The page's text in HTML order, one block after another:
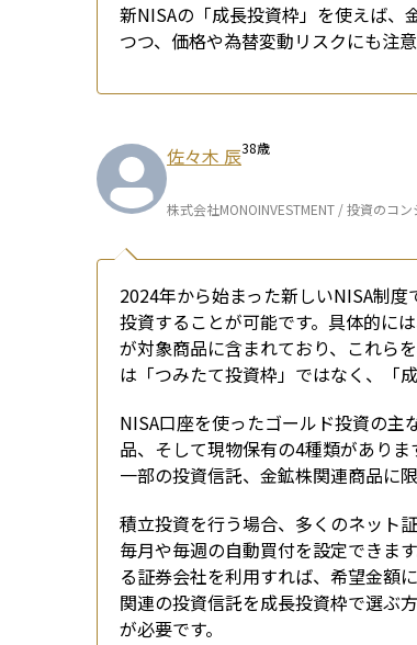
新NISAの「成長投資枠」を使えば、
つつ、価格や為替変動リスクにも注意
佐々木 辰38歳
株式会社MONOINVESTMENT / 投資のコ
2024年から始まった新しいNISA制
投資することが可能です。具体的に
が対象商品に含まれており、これら
は「つみたて投資枠」ではなく、「
NISA口座を使ったゴールド投資の
品、そして現物保有の4種類があり
一部の投資信託、金鉱株関連商品に
積立投資を行う場合、多くのネット
毎月や毎週の自動買付を設定できま
る証券会社を利用すれば、希望金額
関連の投資信託を成長投資枠で選ぶ
が必要です。